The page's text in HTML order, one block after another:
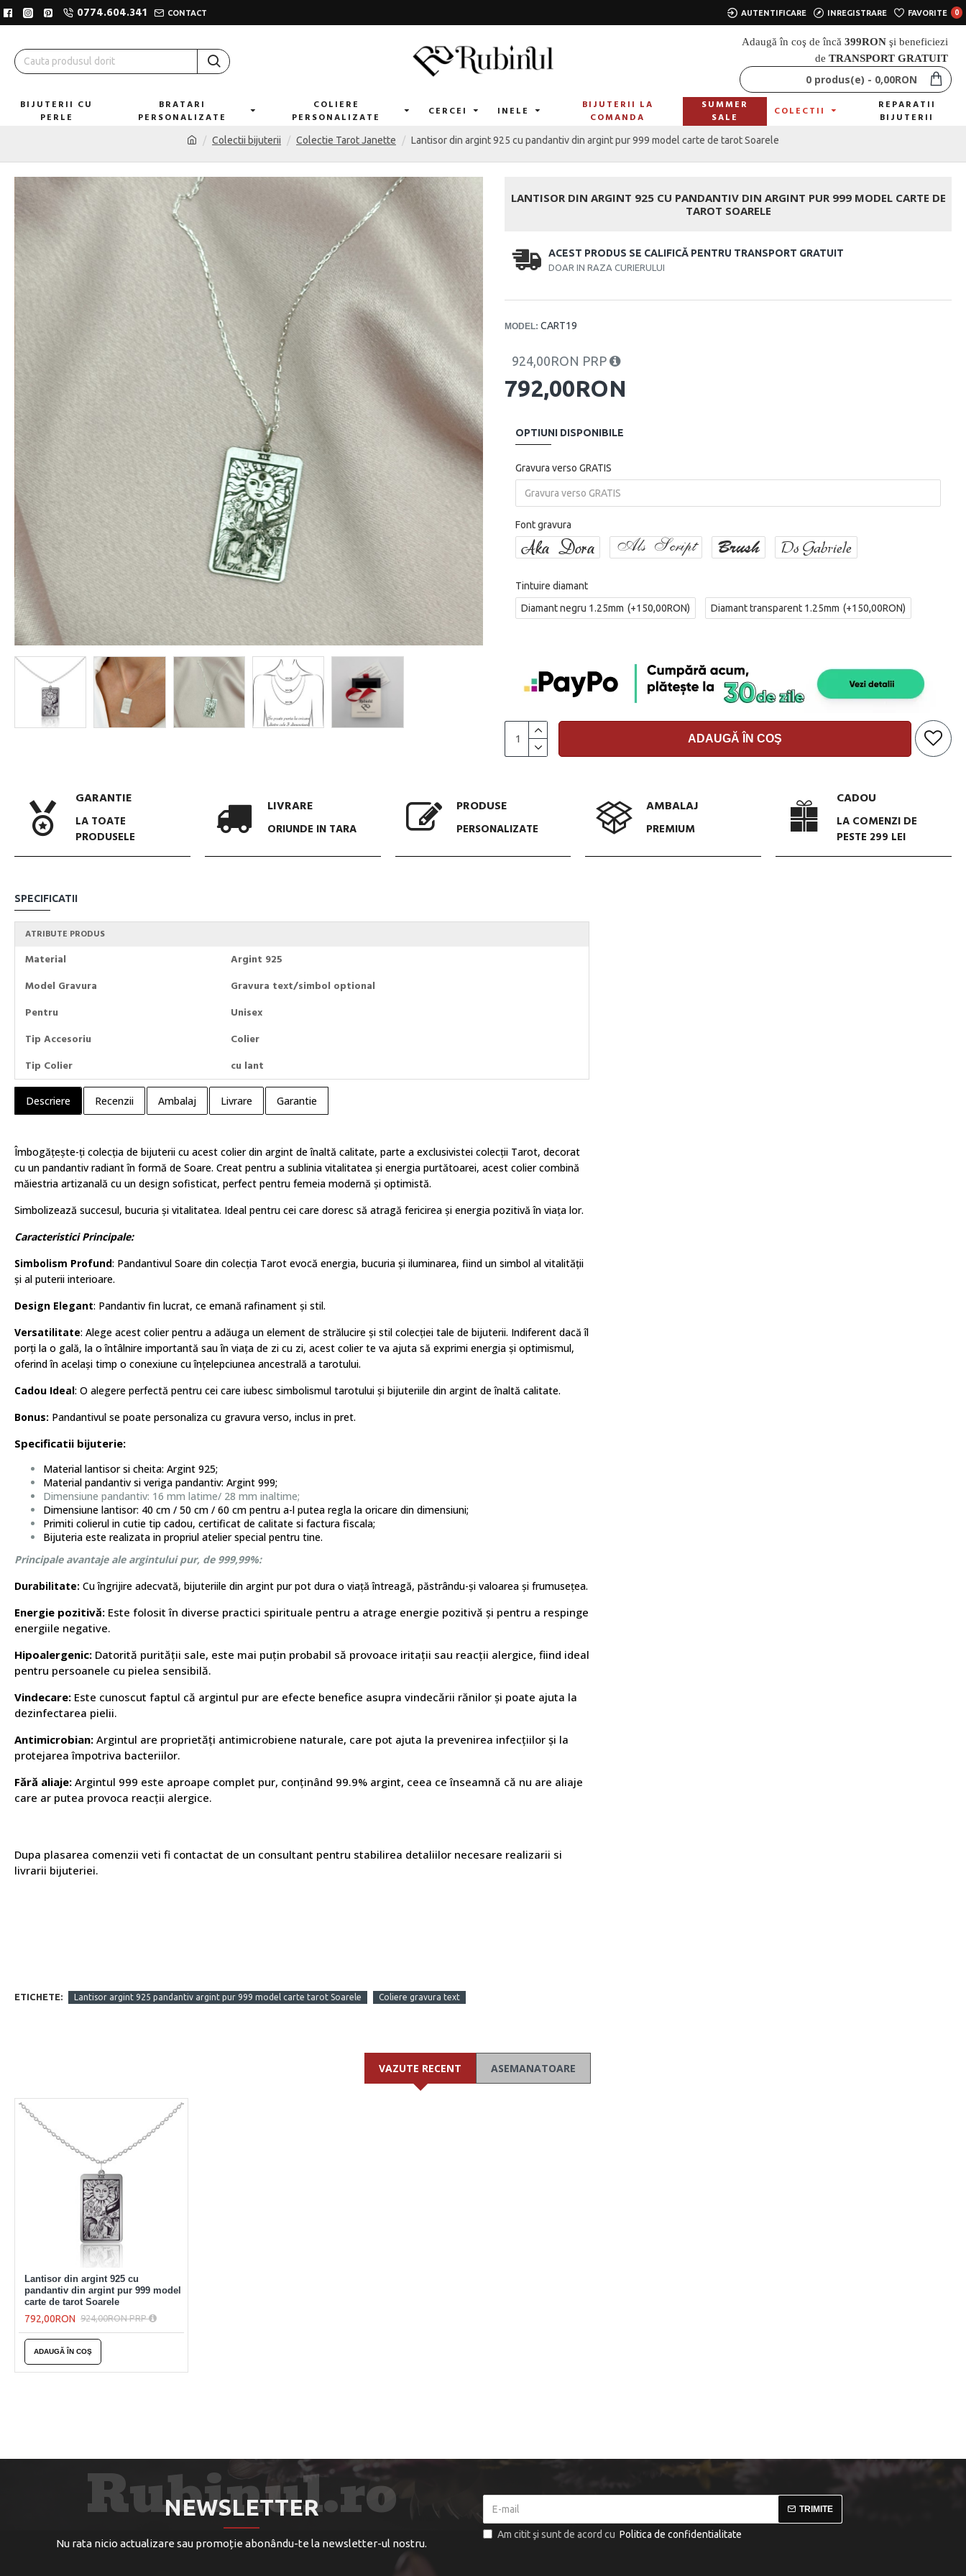
0774.604.341 CONTACT AUTENTIFICARE INREGISTRARE FAVORITE 0
Adaugă în coş de încă 399RON şi beneficiezi
de TRANSPORT GRATUIT
0 produs(e) - 0,00RON
BIJUTERII CU
PERLE
BRATARI
PERSONALIZATE
COLIERE
PERSONALIZATE
CERCEI INELE
BIJUTERII LA
COMANDA
SUMMER
SALE
COLECTII
REPARATII
BIJUTERII
Colectii bijuterii Colectie Tarot Janette Lantisor din argint 925 cu pandantiv din argint pur 999 model carte de tarot Soarele
LANTISOR DIN ARGINT 925 CU PANDANTIV DIN ARGINT PUR 999 MODEL CARTE DE
TAROT SOARELE
ACEST PRODUS SE CALIFICĂ PENTRU TRANSPORT GRATUIT
DOAR IN RAZA CURIERULUI
MODEL: CART19
792,00RON
924,00RON PRP
OPTIUNI DISPONIBILE
Gravura verso GRATIS
Font gravura
Aka Dora Als Script Brush Ds Gabriele
Tintuire diamant
Diamant negru 1.25mm (+150,00RON) Diamant transparent 1.25mm (+150,00RON)
ADAUGĂ ÎN COŞ
GARANTIE
LA TOATE
PRODUSELE
LIVRARE
ORIUNDE IN TARA
PRODUSE
PERSONALIZATE
AMBALAJ
PREMIUM
CADOU
LA COMENZI DE
PESTE 299 LEI
SPECIFICATII
ATRIBUTE PRODUS
Material
Argint 925
Model Gravura
Gravura text/simbol optional
Pentru
Unisex
Tip Accesoriu
Colier
Tip Colier
cu lant
Descriere Recenzii Ambalaj Livrare Garantie
Îmbogățește-ți colecția de bijuterii cu acest colier din argint de înaltă calitate, parte a exclusivistei colecții Tarot, decorat
cu un pandantiv radiant în formă de Soare. Creat pentru a sublinia vitalitatea și energia purtătoarei, acest colier combină
măiestria artizanală cu un design sofisticat, perfect pentru femeia modernă și optimistă.
Simbolizează succesul, bucuria și vitalitatea. Ideal pentru cei care doresc să atragă fericirea și energia pozitivă în viața lor.
Caracteristici Principale:
Simbolism Profund: Pandantivul Soare din colecția Tarot evocă energia, bucuria și iluminarea, fiind un simbol al vitalității
și al puterii interioare.
Design Elegant: Pandantiv fin lucrat, ce emană rafinament și stil.
Versatilitate: Alege acest colier pentru a adăuga un element de strălucire și stil colecției tale de bijuterii. Indiferent dacă îl
porți la o gală, la o întâlnire importantă sau în viața de zi cu zi, acest colier te va ajuta să exprimi energia și optimismul,
oferind în același timp o conexiune cu înțelepciunea ancestrală a tarotului.
Cadou Ideal: O alegere perfectă pentru cei care iubesc simbolismul tarotului și bijuteriile din argint de înaltă calitate.
Bonus: Pandantivul se poate personaliza cu gravura verso, inclus in pret.
Specificatii bijuterie:
Material lantisor si cheita: Argint 925;
Material pandantiv si veriga pandantiv: Argint 999;
Dimensiune pandantiv: 16 mm latime/ 28 mm inaltime;
Dimensiune lantisor: 40 cm / 50 cm / 60 cm pentru a-l putea regla la oricare din dimensiuni;
Primiti colierul in cutie tip cadou, certificat de calitate si factura fiscala;
Bijuteria este realizata in propriul atelier special pentru tine.
Principale avantaje ale argintului pur, de 999,99%:
Durabilitate: Cu îngrijire adecvată, bijuteriile din argint pur pot dura o viață întreagă, păstrându-și valoarea și frumusețea.
Energie pozitivă: Este folosit în diverse practici spirituale pentru a atrage energie pozitivă și pentru a respinge
energiile negative.
Hipoalergenic: Datorită purității sale, este mai puțin probabil să provoace iritații sau reacții alergice, fiind ideal
pentru persoanele cu pielea sensibilă.
Vindecare: Este cunoscut faptul că argintul pur are efecte benefice asupra vindecării rănilor și poate ajuta la
dezinfectarea pielii.
Antimicrobian: Argintul are proprietăți antimicrobiene naturale, care pot ajuta la prevenirea infecțiilor și la
protejarea împotriva bacteriilor.
Fără aliaje: Argintul 999 este aproape complet pur, conținând 99.9% argint, ceea ce înseamnă că nu are aliaje
care ar putea provoca reacții alergice.
Dupa plasarea comenzii veti fi contactat de un consultant pentru stabilirea detaliilor necesare realizarii si
livrarii bijuteriei.
ETICHETE: Lantisor argint 925 pandantiv argint pur 999 model carte tarot Soarele Coliere gravura text
VAZUTE RECENT ASEMANATOARE
Lantisor din argint 925 cu
pandantiv din argint pur 999 model
carte de tarot Soarele
792,00RON 924,00RON PRP
ADAUGĂ ÎN COŞ
NEWSLETTER
Nu rata nicio actualizare sau promoție abonându-te la newsletter-ul nostru.
TRIMITE
Am citit şi sunt de acord cu Politica de confidentialitate